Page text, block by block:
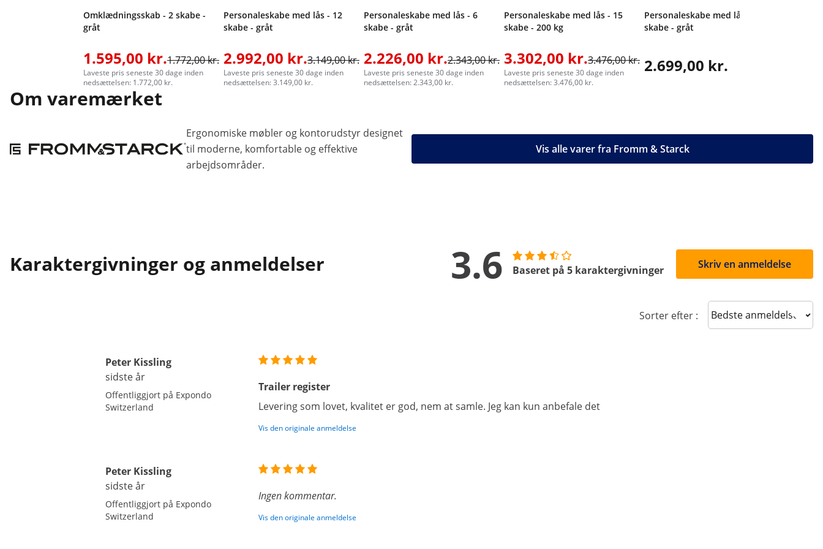
Omklædningsskab - 2 skabe -
gråt
1.595,00 kr.1.772,00 kr.
Laveste pris seneste 30 dage inden
nedsættelsen: 1.772,00 kr.
Personaleskabe med lås - 12
skabe - gråt
2.992,00 kr.3.149,00 kr.
Laveste pris seneste 30 dage inden
nedsættelsen: 3.149,00 kr.
Personaleskabe med lås - 6
skabe - gråt
2.226,00 kr.2.343,00 kr.
Laveste pris seneste 30 dage inden
nedsættelsen: 2.343,00 kr.
Personaleskabe med lås - 15
skabe - 200 kg
3.302,00 kr.3.476,00 kr.
Laveste pris seneste 30 dage inden
nedsættelsen: 3.476,00 kr.
Personaleskabe med lås - 15
skabe - gråt
2.699,00 kr.
Om varemærket
Ergonomiske møbler og kontorudstyr designet
til moderne, komfortable og effektive
arbejdsområder.
Vis alle varer fra Fromm & Starck
Karaktergivninger og anmeldelser 3.6 Baseret på 5 karaktergivninger Skriv en anmeldelse
Sorter efter : Sort reviews
Peter Kissling
sidste år
Offentliggjort på Expondo
Switzerland
Trailer register
Levering som lovet, kvalitet er god, nem at samle. Jeg kan kun anbefale det
Vis den originale anmeldelse
Peter Kissling
sidste år
Offentliggjort på Expondo
Switzerland
Ingen kommentar.
Vis den originale anmeldelse